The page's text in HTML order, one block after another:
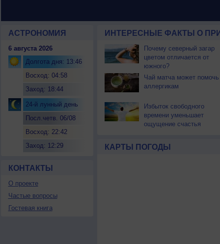
АСТРОНОМИЯ
6 августа 2026
Долгота дня: 13:46
Восход: 04:58
Заход: 18:44
24-й лунный день
Посл.четв. 06/08
Восход: 22:42
Заход: 12:29
КОНТАКТЫ
О проекте
Частые вопросы
Гостевая книга
ИНТЕРЕСНЫЕ ФАКТЫ О
Почему северный загар
цветом отличается от
южного?
Чай матча может помочь
аллергикам
Избыток свободного
времени уменьшает
ощущение счастья
КАРТЫ ПОГОДЫ